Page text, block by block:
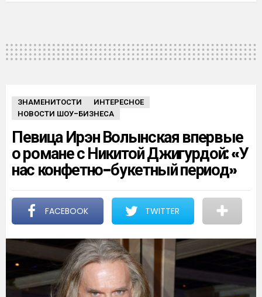
ЗНАМЕНИТОСТИ
ИНТЕРЕСНОЕ
НОВОСТИ ШОУ-БИЗНЕСА
Певица Ирэн Волынская впервые
о романе с Никитой Джигурдой: «У
нас конфетно-букетный период»
FACEBOOK TWITTER